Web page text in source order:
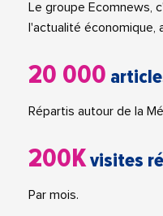
Le groupe Ecomnews,
l'actualité économique,
20 000
Répartis autour de la
200Kvisites
Par mois.